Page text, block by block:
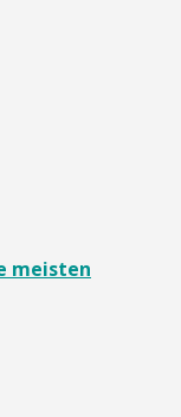
meisten